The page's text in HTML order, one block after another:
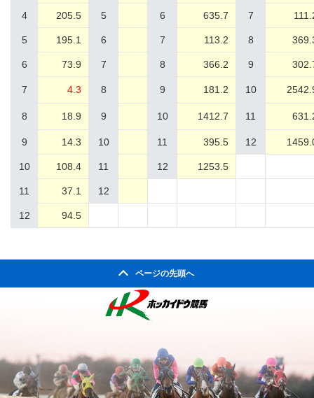
4 205.5 5 6 635.7 7
5 195.1 6 7 113.2 8
6 73.9 7 8 366.2 9
7 4.3 8 9 181.2 10
8 18.9 9 10 1412.7 11
9 14.3 10 11 395.5 12
10 108.4 11 12 1253.5
11 37.1 12
12 94.5
ページの先頭へ